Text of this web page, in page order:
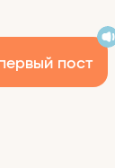
пост
12+